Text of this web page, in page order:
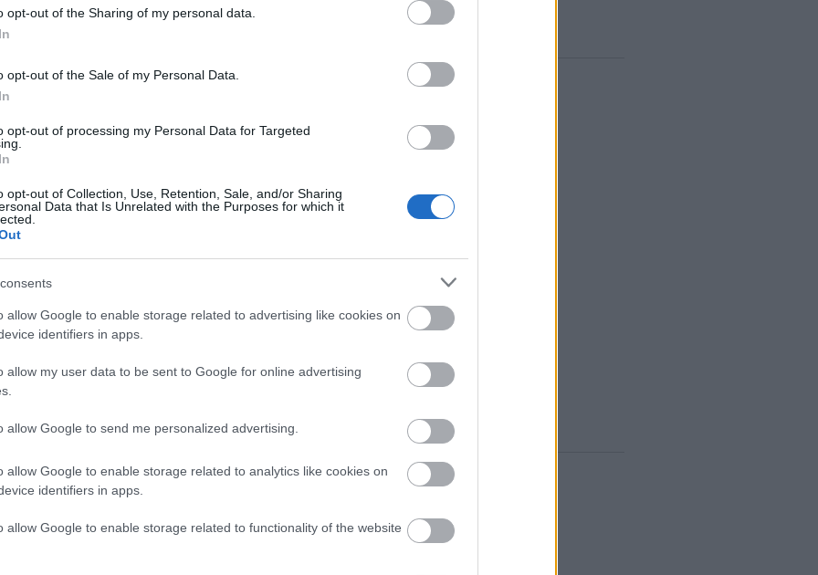
opt-out of the Sharing of my personal data.
opt-out of the Sale of my Personal Data.
opt-out of processing my Personal Data for Targeted
opt-out of Collection, Use, Retention, Sale, and/or Sharing
Data that Is Unrelated with the Purposes for which it
allow Google to enable storage related to advertising like cookies on
identifiers in apps.
allow my user data to be sent to Google for online advertising
allow Google to send me personalized advertising.
allow Google to enable storage related to analytics like cookies on
identifiers in apps.
allow Google to enable storage related to functionality of the website
is elkövetett egy nagyon nagy hibát. Éjszakai
Érvényesítendő jegy a kezében volt, és amikor
próbáló biztonságinak szólt be, hogy kellene a
természetesen az utas volt hibás. Ezt
Ákos rendőrt hívott, ezután a biztonságiak
ide, és olvasd el a teljes cikket!)
egy külön blogot megérne. Az ott uralkodó
A kopasz napszemüveges kidobók a Szökés
fel amolyan „BKV-s” módon. A keresztbe
is megerősítették, többször fordult már elő
biztonságiak jelenlétét már lassan meg is
indulásakor is foglalkoztunk már velük.
Péter egy ilyen történtet osztott meg velünk
kattintva nézheted meg. A „mutasd meg a
a másik linken található meg.
ide, és olvasd el a teljes cikket!)
2015 április
2015 február (
2015 január (9)
2014 november
2014 október
2014 június
13
Tovább...
BKV-figyelő RSS
RSS 2.0
bejegyzések,kommentek